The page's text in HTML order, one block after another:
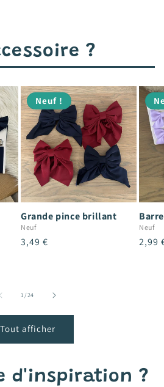
?
Neuf !
Grande pince brillant
Neuf
Prix
3,49 €
Neuf
Prix
2,99
1/de
24
Tout afficher
d'inspiration ?